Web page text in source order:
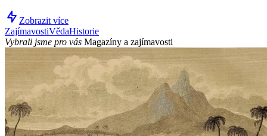
Zobrazit více
ZajímavostiVědaHistorie
Vybrali jsme pro vás Magazíny a zajímavosti